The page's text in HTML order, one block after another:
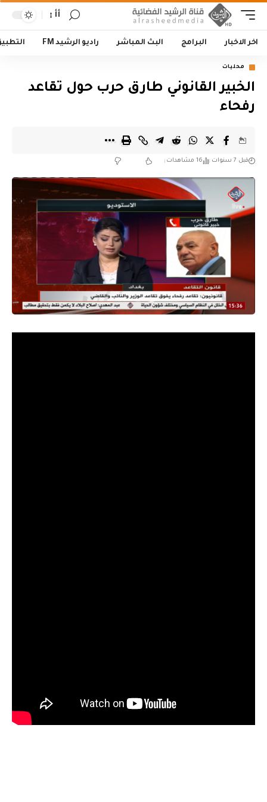
أأ
اخر الاخبار البرامج البث المباشر راديو الرشيد FM
محليات
الخبير القانوني طارق حرب حول تقاعد
رفحاء
قبل 7 سنوات 16 مشاهدات